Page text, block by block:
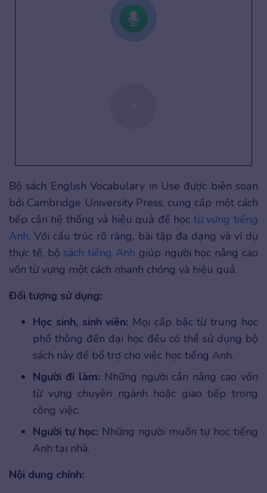
Bộ sách English Vocabulary in Use được biên soạn
bởi Cambridge University Press, cung cấp một cách
tiếp cận hệ thống và hiệu quả để học từ vựng tiếng
Anh. Với cấu trúc rõ ràng, bài tập đa dạng và ví dụ
thực tế, bộsách tiếng Anh giúp người học nâng cao
vốn từ vựng một cách nhanh chóng và hiệu quả.
Đối tượng sử dụng:
Học sinh, sinh viên: Mọi cấp bậc từ trung học
phổ thông đến đại học đều có thể sử dụng bộ
sách này để bổ trợ cho việc học tiếng Anh.
Người đi làm: Những người cần nâng cao vốn
từ vựng chuyên ngành hoặc giao tiếp trong
công việc.
Người tự học: Những người muốn tự học tiếng
Anh tại nhà.
Nội dung chính: